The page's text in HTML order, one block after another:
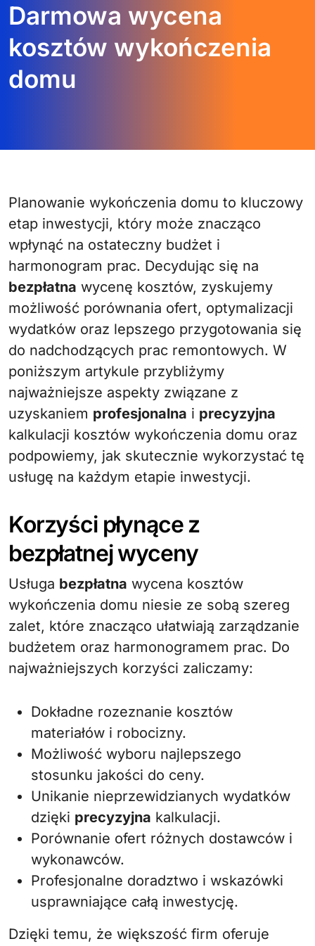
Darmowa wycena
kosztów wykończenia
domu
Planowanie wykończenia domu to kluczowy
etap inwestycji, który może znacząco
wpłynąć na ostateczny budżet i
harmonogram prac. Decydując się na
bezpłatna wycenę kosztów, zyskujemy
możliwość porównania ofert, optymalizacji
wydatków oraz lepszego przygotowania się
do nadchodzących prac remontowych. W
poniższym artykule przybliżymy
najważniejsze aspekty związane z
uzyskaniem profesjonalna i precyzyjna
kalkulacji kosztów wykończenia domu oraz
podpowiemy, jak skutecznie wykorzystać tę
usługę na każdym etapie inwestycji.
Korzyści płynące z
bezpłatnej wyceny
Usługa bezpłatna wycena kosztów
wykończenia domu niesie ze sobą szereg
zalet, które znacząco ułatwiają zarządzanie
budżetem oraz harmonogramem prac. Do
najważniejszych korzyści zaliczamy:
Dokładne rozeznanie kosztów
materiałów i robocizny.
Możliwość wyboru najlepszego
stosunku jakości do ceny.
Unikanie nieprzewidzianych wydatków
dzięki precyzyjna kalkulacji.
Porównanie ofert różnych dostawców i
wykonawców.
Profesjonalne doradztwo i wskazówki
usprawniające całą inwestycję.
Dzięki temu, że większość firm oferuje